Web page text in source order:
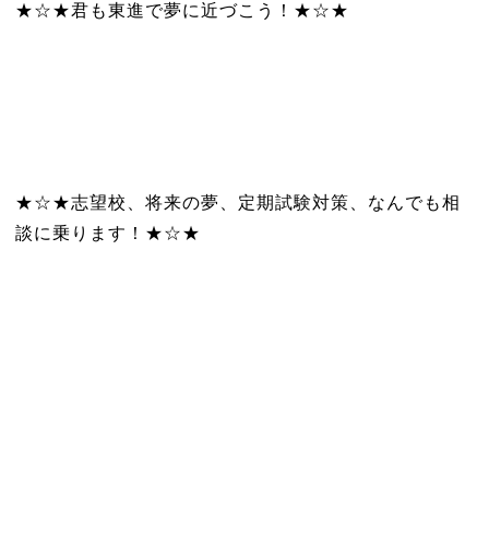
★☆★君も東進で夢に近づこう！★☆★
★☆★志望校、将来の夢、定期試験対策、なんでも相
談に乗ります！★☆★